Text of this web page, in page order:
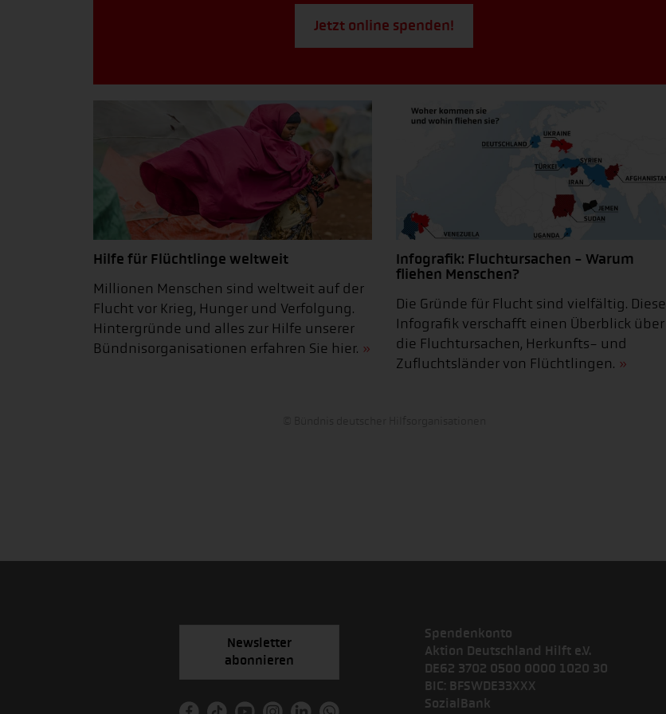
Jetzt online spenden!
Hilfe für Flüchtlinge weltweit
Millionen Menschen sind weltweit auf der
Flucht vor Krieg, Hunger und Verfolgung.
Hintergründe und alles zur Hilfe unserer
Bündnisorganisationen erfahren Sie hier.
Infografik: Fluchtursachen - Warum
fliehen Menschen?
Die Gründe für Flucht sind vielfältig. Diese
Infografik verschafft einen Überblick über
die Fluchtursachen, Herkunfts- und
Zufluchtsländer von Flüchtlingen.
Newsletter
abonnieren
Spendenkonto
Aktion Deutschland Hilft e.V.
DE62 3702 0500 0000 1020 30
BIC: BFSWDE33XXX
SozialBank